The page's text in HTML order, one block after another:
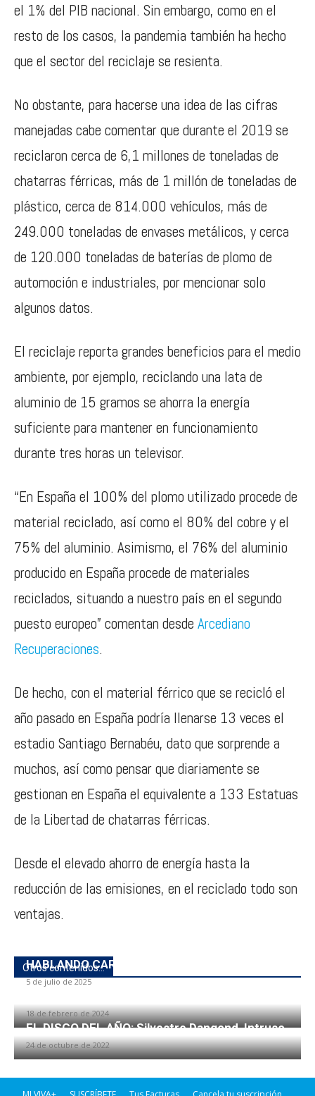
el 1% del PIB nacional. Sin embargo, como en el
resto de los casos, la pandemia también ha hecho
que el sector del reciclaje se resienta.
No obstante, para hacerse una idea de las cifras
manejadas cabe comentar que durante el 2019 se
reciclaron cerca de 6,1 millones de toneladas de
chatarras férricas, más de 1 millón de toneladas de
plástico, cerca de 814.000 vehículos, más de
249.000 toneladas de envases metálicos, y cerca
de 120.000 toneladas de baterías de plomo de
automoción e industriales, por mencionar solo
algunos datos.
El reciclaje reporta grandes beneficios para el medio
ambiente, por ejemplo, reciclando una lata de
aluminio de 15 gramos se ahorra la energía
suficiente para mantener en funcionamiento
durante tres horas un televisor.
“En España el 100% del plomo utilizado procede de
material reciclado, así como el 80% del cobre y el
75% del aluminio. Asimismo, el 76% del aluminio
producido en España procede de materiales
reciclados, situando a nuestro país en el segundo
puesto europeo” comentan desde Arcediano
Recuperaciones.
De hecho, con el material férrico que se recicló el
año pasado en España podría llenarse 13 veces el
estadio Santiago Bernabéu, dato que sorprende a
muchos, así como pensar que diariamente se
gestionan en España el equivalente a 133 Estatuas
de la Libertad de chatarras férricas.
Desde el elevado ahorro de energía hasta la
reducción de las emisiones, en el reciclado todo son
ventajas.
Otros contenidos...
HABLANDO CARRETA 4×40
5 de julio de 2025
18 de febrero de 2024
EL DISCO DEL AÑO: Silvestre Dangond, Intruso
24 de octubre de 2022